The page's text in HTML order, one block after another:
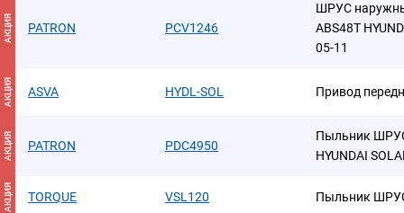
АКЦИЯ PATRON PCV1246
ШРУС
ABS48T
05-11
АКЦИЯ ASVA HYDL-SOL Привод
АКЦИЯ PATRON PDC4950
Пыльник
HYUNDAI
АКЦИЯ TORQUE VSL120 Пыльник